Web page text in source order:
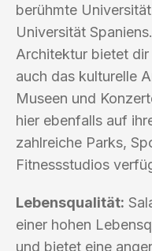
berühmte
Universität
Architektur bietet
auch das kulturelle
Museen und
hier ebenfalls auf
zahlreiche Parks,
Fitnessstudios
Lebensqualität:
einer hohen
und bietet eine